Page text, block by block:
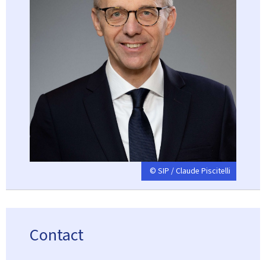
© SIP / Claude Piscitelli
Contact